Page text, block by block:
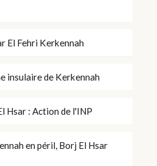
El Fehri Kerkennah
insulaire de Kerkennah
Hsar : Action de l'INP
en péril, Borj El Hsar